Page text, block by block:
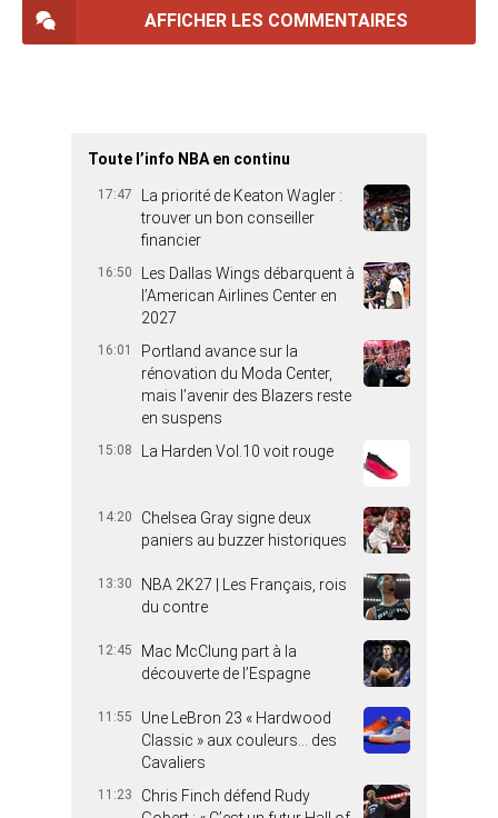
AFFICHER LES COMMENTAIRES
Toute l’info NBA en continu
17:47
La priorité de Keaton Wagler :
trouver un bon conseiller
financier
16:50
Les Dallas Wings débarquent à
l’American Airlines Center en
2027
16:01
Portland avance sur la
rénovation du Moda Center,
mais l’avenir des Blazers reste
en suspens
15:08 La Harden Vol.10 voit rouge
14:20
Chelsea Gray signe deux
paniers au buzzer historiques
13:30
NBA 2K27 | Les Français, rois
du contre
12:45
Mac McClung part à la
découverte de l’Espagne
11:55
Une LeBron 23 « Hardwood
Classic » aux couleurs… des
Cavaliers
11:23
Chris Finch défend Rudy